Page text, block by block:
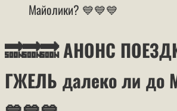
Майолики? 💙💙💙
🔜🔜🔜 АНОНС
ГЖЕЛЬ далеко ли до